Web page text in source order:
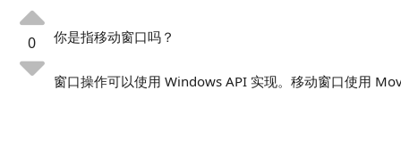
0 你是指移动窗口吗？
窗口操作可以使用 Windows API 实现。移动窗口使用